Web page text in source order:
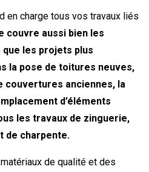
en charge tous vos travaux liés
couvre aussi bien les
les projets plus
la pose de toitures neuves,
couvertures anciennes, la
d’éléments
les travaux de zinguerie,
de charpente.
de qualité et des